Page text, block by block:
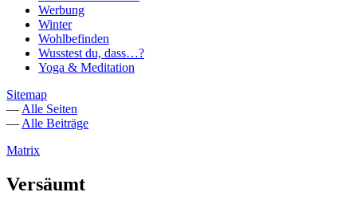
Werbung
Winter
Wohlbefinden
Wusstest du, dass…?
Yoga & Meditation
Sitemap
— Alle Seiten
— Alle Beiträge
Matrix
Versäumt